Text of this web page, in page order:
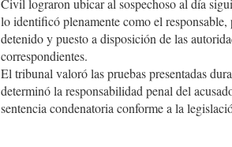
Civil lograron ubicar al sospechoso al día
lo identificó plenamente como el
detenido y puesto a disposición de las
correspondientes.
El tribunal valoró las pruebas presentadas
determinó la responsabilidad penal del
sentencia condenatoria conforme a la